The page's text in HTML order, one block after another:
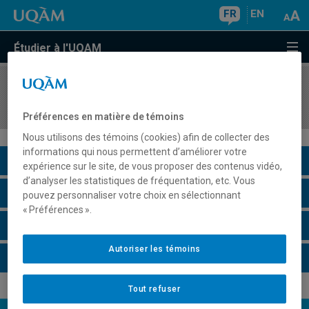
FR EN
Étudier à l'UQAM
COURS//
Description du cours
Horaire - Été 2026
Préférences en matière de témoins
Nous utilisons des témoins (cookies) afin de collecter des
informations qui nous permettent d’améliorer votre
expérience sur le site, de vous proposer des contenus vidéo,
d’analyser les statistiques de fréquentation, etc. Vous
pouvez personnaliser votre choix en sélectionnant
« Préférences ».
Tout refuser
Autoriser les témoins